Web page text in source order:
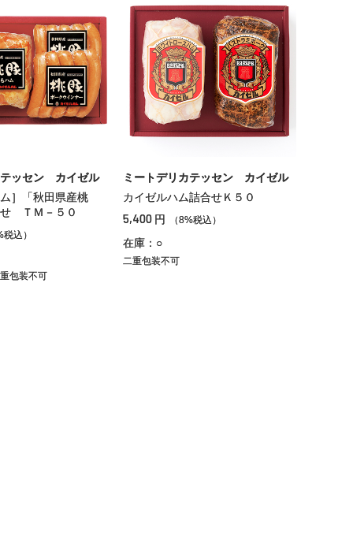
ッセン カイゼル
］「秋田県産桃
ＴＭ－５０
込）
包装不可
ミートデリカテッセン カイゼル
カイゼルハム詰合せＫ５０
5,400 円 （8%税込）
在庫：○
二重包装不可